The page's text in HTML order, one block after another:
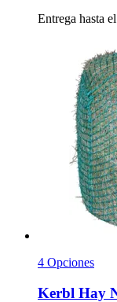
Entrega hasta
4 Opciones
Kerbl Hay